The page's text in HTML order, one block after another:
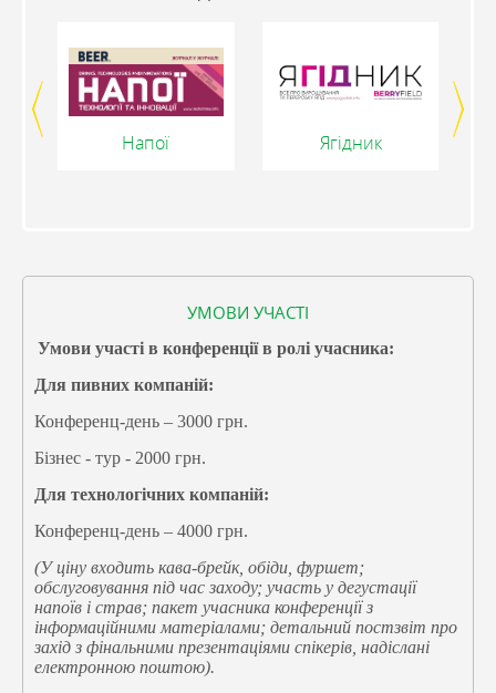
Напої Ягідник
УМОВИ УЧАСТІ
Умови участі в конференції в ролі учасника:
Для пивних компаній:
Конференц-день – 3000 грн.
Бізнес - тур - 2000 грн.
Для технологічних компаній:
Конференц-день – 4000 грн.
(У ціну входить кава-брейк, обіди, фуршет;
обслуговування під час заходу; участь у дегустації
напоїв і страв; пакет учасника конференції з
інформаційними матеріалами; детальний постзвіт про
захід з фінальними презентаціями спікерів, надіслані
електронною поштою).